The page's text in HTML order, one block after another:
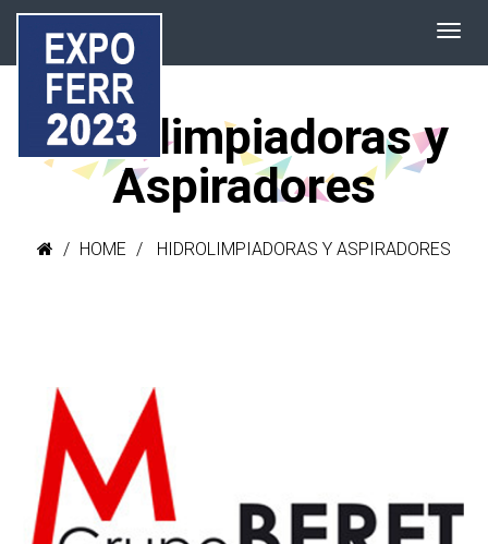
Hidrolimpiadoras y
Aspiradores
HOME HIDROLIMPIADORAS Y ASPIRADORES